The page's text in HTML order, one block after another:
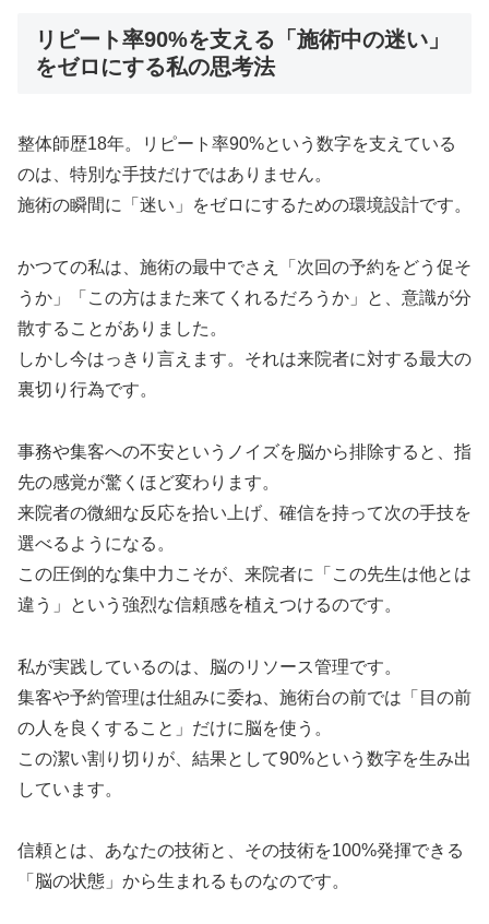
リピート率90%を支える「施術中の迷い」
をゼロにする私の思考法
整体師歴18年。リピート率90%という数字を支えている
のは、特別な手技だけではありません。
施術の瞬間に「迷い」をゼロにするための環境設計です。
かつての私は、施術の最中でさえ「次回の予約をどう促そ
うか」「この方はまた来てくれるだろうか」と、意識が分
散することがありました。
しかし今はっきり言えます。それは来院者に対する最大の
裏切り行為です。
事務や集客への不安というノイズを脳から排除すると、指
先の感覚が驚くほど変わります。
来院者の微細な反応を拾い上げ、確信を持って次の手技を
選べるようになる。
この圧倒的な集中力こそが、来院者に「この先生は他とは
違う」という強烈な信頼感を植えつけるのです。
私が実践しているのは、脳のリソース管理です。
集客や予約管理は仕組みに委ね、施術台の前では「目の前
の人を良くすること」だけに脳を使う。
この潔い割り切りが、結果として90%という数字を生み出
しています。
信頼とは、あなたの技術と、その技術を100%発揮できる
「脳の状態」から生まれるものなのです。